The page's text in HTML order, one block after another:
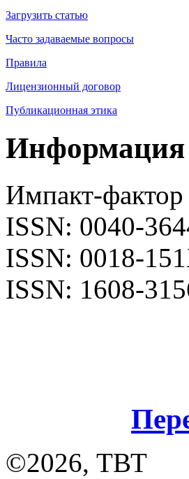
Загрузить статью
Часто задаваемые вопросы
Правила
Лицензионный договор
Публикационная этика
Информация
Импакт-
ISSN: 0040-
ISSN: 0018-
ISSN: 1608-
©2026, ТВТ